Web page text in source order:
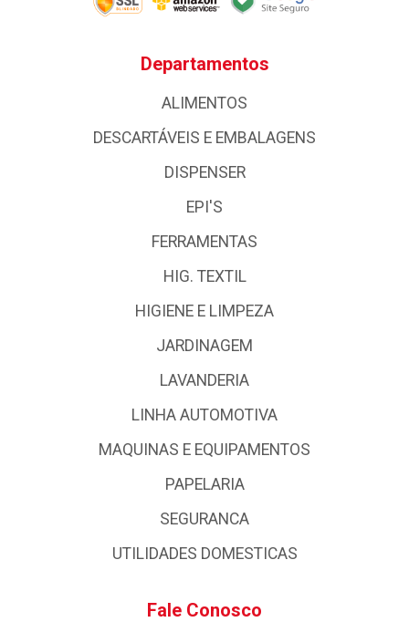
Departamentos
ALIMENTOS
DESCARTÁVEIS E EMBALAGENS
DISPENSER
EPI'S
FERRAMENTAS
HIG. TEXTIL
HIGIENE E LIMPEZA
JARDINAGEM
LAVANDERIA
LINHA AUTOMOTIVA
MAQUINAS E EQUIPAMENTOS
PAPELARIA
SEGURANCA
UTILIDADES DOMESTICAS
Fale Conosco